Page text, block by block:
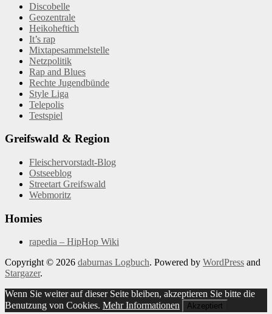
Discobelle
Geozentrale
Heikoheftich
It’s rap
Mixtapesammelstelle
Netzpolitik
Rap and Blues
Rechte Jugendbünde
Style Liga
Telepolis
Testspiel
Greifswald & Region
Fleischervorstadt-Blog
Ostseeblog
Streetart Greifswald
Webmoritz
Homies
rapedia – HipHop Wiki
Copyright © 2026 daburnas Logbuch. Powered by WordPress and
Stargazer.
Wenn Sie weiter auf dieser Seite bleiben, akzeptieren Sie bitte die
Benutzung von Cookies. Mehr Informationen Akzeptiert